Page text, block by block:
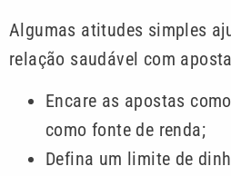
Algumas atitudes simples
relação saudável com
Encare as apostas
como fonte de renda;
Defina um limite de